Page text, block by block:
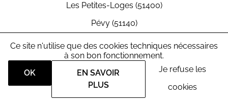
Les Petites-Loges (51400)
Pévy (51140)
Pierre-Morains (51130)
Pierry (51530)
Pleurs (51230)
Ce site n'utilise que des cookies techniques nécessaires
à son bon fonctionnement.
OK
EN SAVOIR
PLUS
Je refuse les
cookies